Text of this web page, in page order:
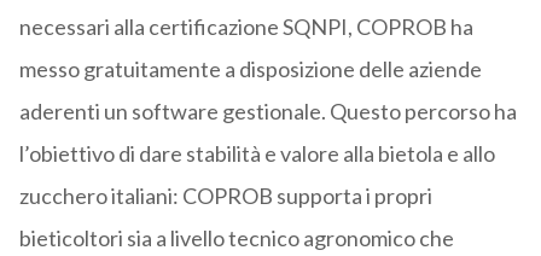
necessari alla certificazione SQNPI, COPROB ha
messo gratuitamente a disposizione delle aziende
aderenti un software gestionale. Questo percorso ha
l’obiettivo di dare stabilità e valore alla bietola e allo
zucchero italiani: COPROB supporta i propri
bieticoltori sia a livello tecnico agronomico che